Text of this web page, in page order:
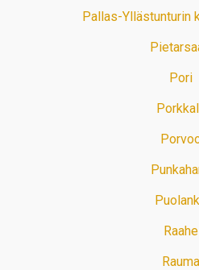
Pallas-Yllästunturin
Pori
Raahe
Rauma